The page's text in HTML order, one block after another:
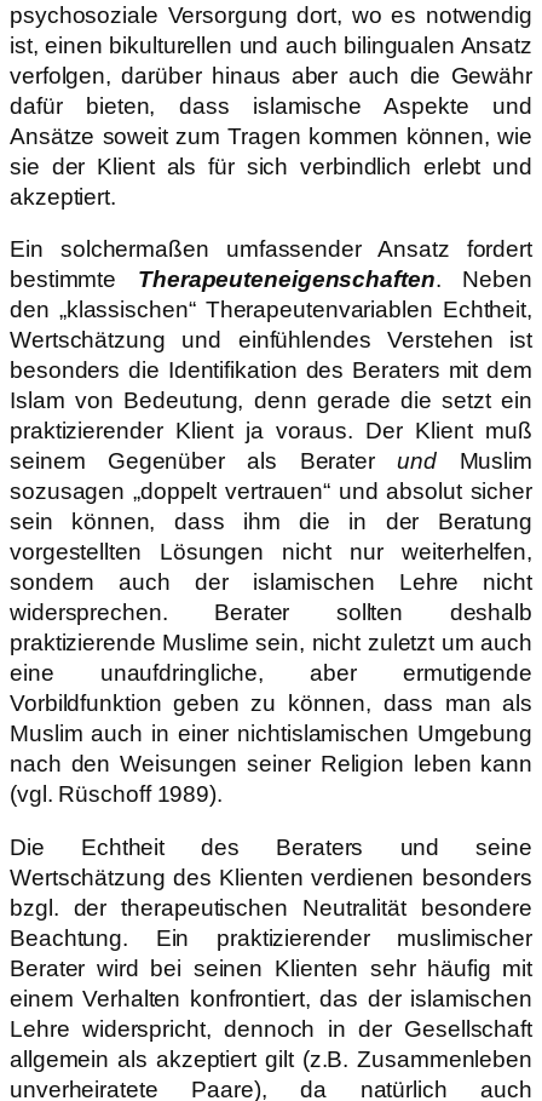
psychosoziale Versorgung dort, wo es notwendig
ist, einen bikulturellen und auch bilingualen Ansatz
verfolgen, darüber hinaus aber auch die Gewähr
dafür bieten, dass islamische Aspekte und
Ansätze soweit zum Tragen kommen können, wie
sie der Klient als für sich verbindlich erlebt und
akzeptiert.
Ein solchermaßen umfassender Ansatz fordert
bestimmte Therapeuteneigenschaften. Neben
den „klassischen“ Therapeutenvariablen Echtheit,
Wertschätzung und einfühlendes Verstehen ist
besonders die Identifikation des Beraters mit dem
Islam von Bedeutung, denn gerade die setzt ein
praktizierender Klient ja voraus. Der Klient muß
seinem Gegenüber als Beraterund Muslim
sozusagen „doppelt vertrauen“ und absolut sicher
sein können, dass ihm die in der Beratung
vorgestellten Lösungen nicht nur weiterhelfen,
sondern auch der islamischen Lehre nicht
widersprechen. Berater sollten deshalb
praktizierende Muslime sein, nicht zuletzt um auch
eine unaufdringliche, aber ermutigende
Vorbildfunktion geben zu können, dass man als
Muslim auch in einer nichtislamischen Umgebung
nach den Weisungen seiner Religion leben kann
(vgl. Rüschoff 1989).
Die Echtheit des Beraters und seine
Wertschätzung des Klienten verdienen besonders
bzgl. der therapeutischen Neutralität besondere
Beachtung. Ein praktizierender muslimischer
Berater wird bei seinen Klienten sehr häufig mit
einem Verhalten konfrontiert, das der islamischen
Lehre widerspricht, dennoch in der Gesellschaft
allgemein als akzeptiert gilt (z.B. Zusammenleben
unverheiratete Paare), da natürlich auch